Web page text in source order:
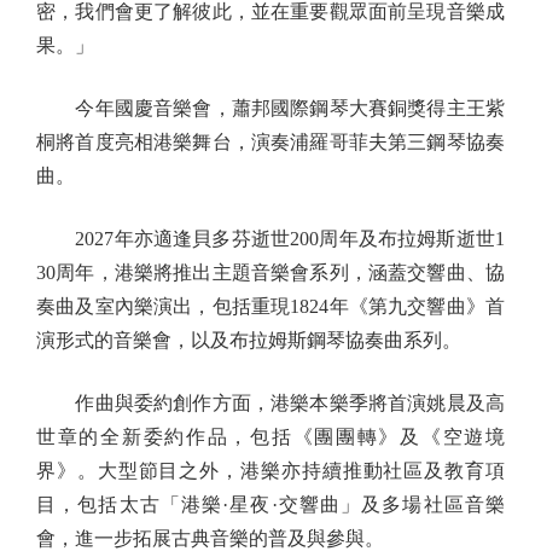
密，我們會更了解彼此，並在重要觀眾面前呈現音樂成
果。」
今年國慶音樂會，蕭邦國際鋼琴大賽銅獎得主王紫
桐將首度亮相港樂舞台，演奏浦羅哥菲夫第三鋼琴協奏
曲。
2027年亦適逢貝多芬逝世200周年及布拉姆斯逝世1
30周年，港樂將推出主題音樂會系列，涵蓋交響曲、協
奏曲及室內樂演出，包括重現1824年《第九交響曲》首
演形式的音樂會，以及布拉姆斯鋼琴協奏曲系列。
作曲與委約創作方面，港樂本樂季將首演姚晨及高
世章的全新委約作品，包括《團團轉》及《空遊境
界》。大型節目之外，港樂亦持續推動社區及教育項
目，包括太古「港樂·星夜·交響曲」及多場社區音樂
會，進一步拓展古典音樂的普及與參與。